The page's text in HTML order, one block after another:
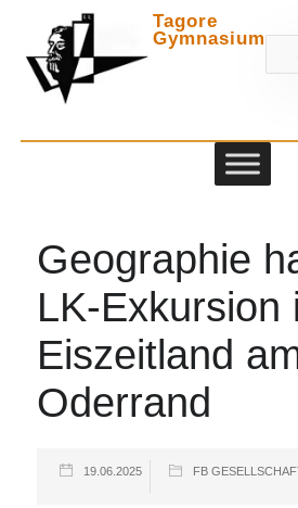
Zwischen
Tagore
Gymnasium
Geographie
LK-Exkursion
Eiszeitland
Oderrand
19.06.2025 FB